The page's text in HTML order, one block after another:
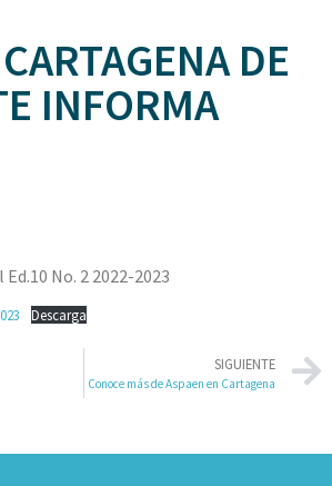
DE
INFORMA
No. 2 2022-2023
Descarga
SIGUIENTE
Conoce más de Aspaen en Cartagena